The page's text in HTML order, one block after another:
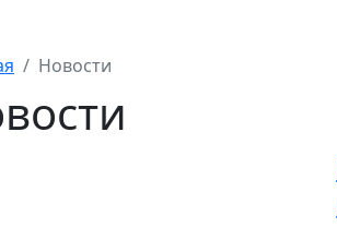
Новости